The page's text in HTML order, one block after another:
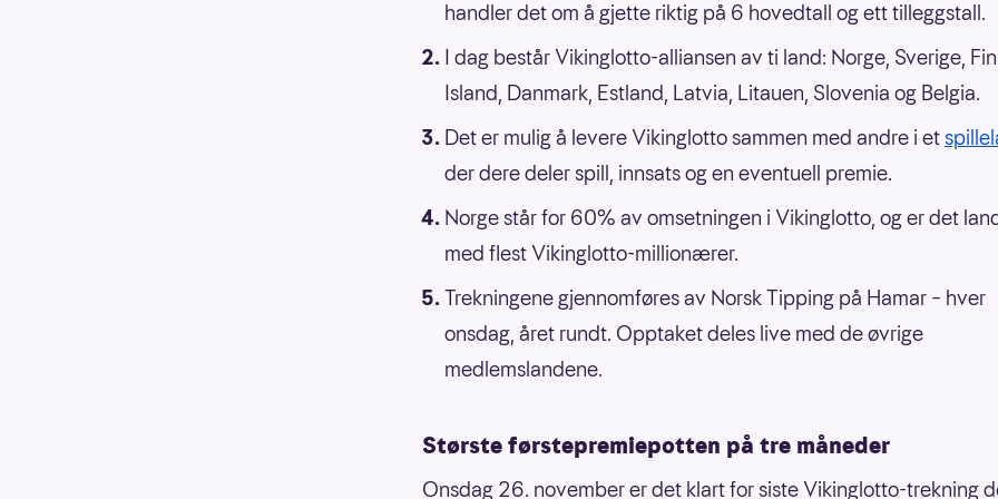
handler det om å gjette riktig på 6 hovedtall og ett tilleggstall.
I dag består Vikinglotto-alliansen av ti land: Norge, Sverige,
Island, Danmark, Estland, Latvia, Litauen, Slovenia og Belgia.
Det er mulig å levere Vikinglotto sammen med andre i et
der dere deler spill, innsats og en eventuell premie.
Norge står for 60% av omsetningen i Vikinglotto, og er det
med flest Vikinglotto-millionærer.
Trekningene gjennomføres av Norsk Tipping på Hamar – hver
onsdag, året rundt. Opptaket deles live med de øvrige
medlemslandene.
Største førstepremiepotten på tre måneder
Onsdag 26. november er det klart for siste Vikinglotto-trekning